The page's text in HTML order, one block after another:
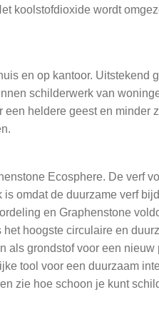
koolstofdioxide wordt
en op kantoor. Uitstekend
schilderwerk van
heldere geest en minder
Ecosphere. De verf
is omdat de duurzame verf
en Graphenstone
hoogste circulaire en
grondstof voor een
tool voor een duurzaam
zie hoe schoon je kunt